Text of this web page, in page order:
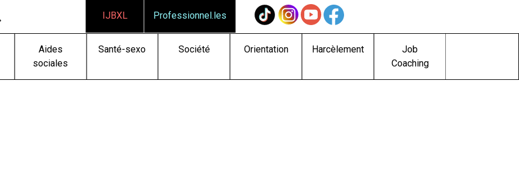
IJBXL Professionnel.les
Aides
sociales
Santé-sexo Société Orientation Harcèlement
Job
Coaching